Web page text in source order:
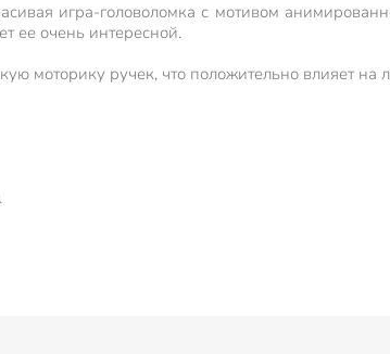
игра-головоломка с мотивом
ее очень интересной.
моторику ручек, что положительно влияет